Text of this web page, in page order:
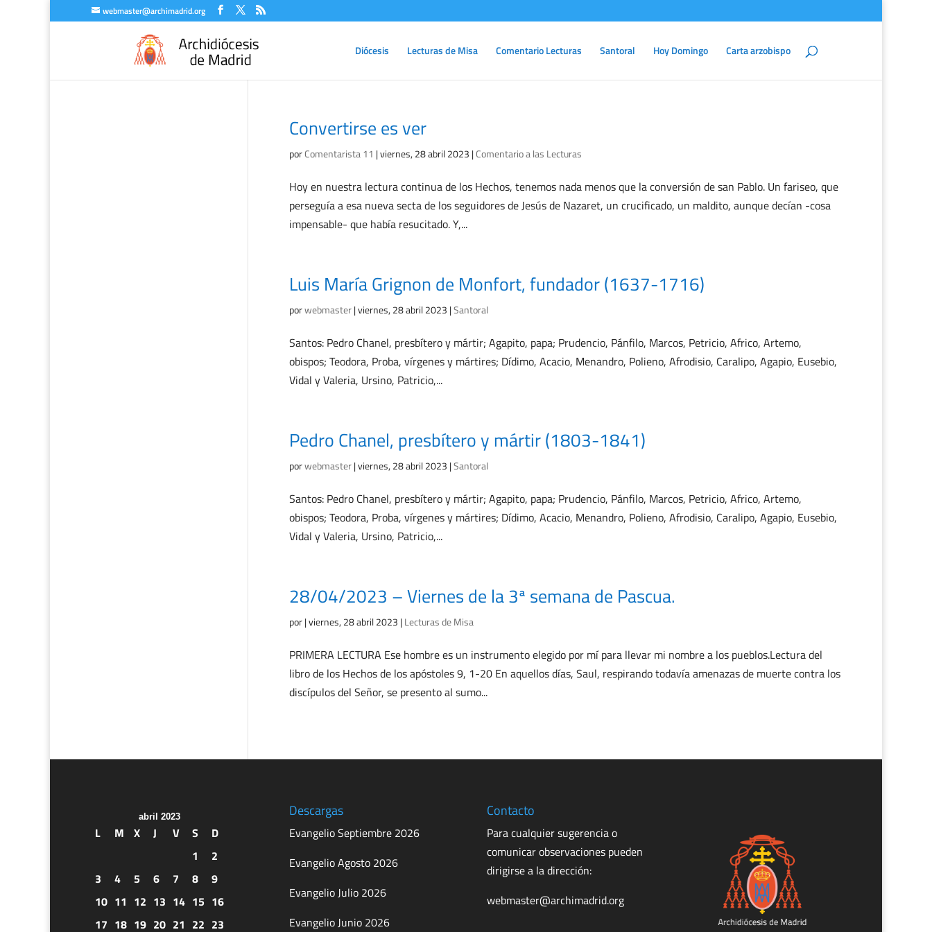
webmaster@archimadrid.org
Diócesis Lecturas de Misa Comentario Lecturas Santoral Hoy Domingo Carta arzobispo
Convertirse es ver
porComentarista 11 |viernes, 28 abril 2023 |Comentario a las Lecturas
Hoy en nuestra lectura continua de los Hechos, tenemos nada menos que la conversión de san Pablo. Un fariseo, que
perseguía a esa nueva secta de los seguidores de Jesús de Nazaret, un crucificado, un maldito, aunque decían -cosa
impensable- que había resucitado. Y,...
Luis María Grignon de Monfort, fundador (1637-1716)
porwebmaster|viernes, 28 abril 2023 |Santoral
Santos: Pedro Chanel, presbítero y mártir; Agapito, papa; Prudencio, Pánfilo, Marcos, Petricio, Africo, Artemo,
obispos; Teodora, Proba, vírgenes y mártires; Dídimo, Acacio, Menandro, Polieno, Afrodisio, Caralipo, Agapio, Eusebio,
Vidal y Valeria, Ursino, Patricio,...
Pedro Chanel, presbítero y mártir (1803-1841)
porwebmaster|viernes, 28 abril 2023 |Santoral
Santos: Pedro Chanel, presbítero y mártir; Agapito, papa; Prudencio, Pánfilo, Marcos, Petricio, Africo, Artemo,
obispos; Teodora, Proba, vírgenes y mártires; Dídimo, Acacio, Menandro, Polieno, Afrodisio, Caralipo, Agapio, Eusebio,
Vidal y Valeria, Ursino, Patricio,...
28/04/2023 – Viernes de la 3ª semana de Pascua.
por|viernes, 28 abril 2023 |Lecturas de Misa
PRIMERA LECTURA Ese hombre es un instrumento elegido por mí para llevar mi nombre a los pueblos.Lectura del
libro de los Hechos de los apóstoles 9, 1-20 En aquellos días, Saul, respirando todavía amenazas de muerte contra los
discípulos del Señor, se presento al sumo...
abril 2023
L M X J V S
D
1
2
3
4 5 6 7 8
9
10 11 12 13 14 15 16
17 18 19 20 21 22 23
Descargas
Evangelio Septiembre 2026
Evangelio Agosto 2026
Evangelio Julio 2026
Evangelio Junio 2026
Contacto
Para cualquier sugerencia o
comunicar observaciones pueden
dirigirse a la dirección:
webmaster@archimadrid.org